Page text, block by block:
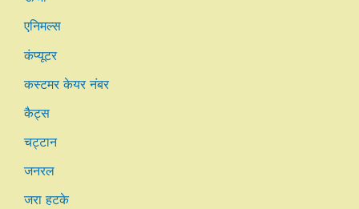
एनिमल्स
कंप्यूटर
कस्टमर केयर नंबर
कैट्स
चट्टान
जनरल
जरा हटके